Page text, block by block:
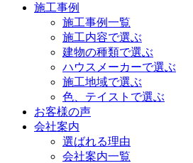
施工事例
施工事例一覧
施工内容で選ぶ
建物の種類で選ぶ
ハウスメーカーで選ぶ
施工地域で選ぶ
色、テイストで選ぶ
お客様の声
会社案内
選ばれる理由
会社案内一覧